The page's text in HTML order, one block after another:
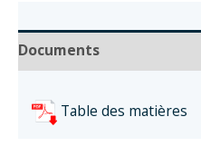
Documents
Table des matières